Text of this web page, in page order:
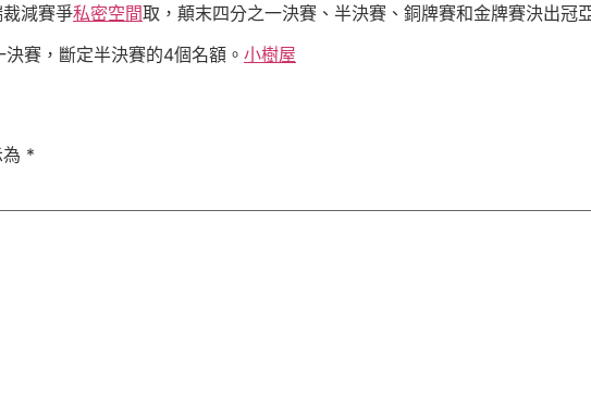
減賽爭私密空間取，顛末四分之一決賽、半決賽、銅牌賽和金牌賽決出冠
賽，斷定半決賽的4個名額。 小樹屋
*